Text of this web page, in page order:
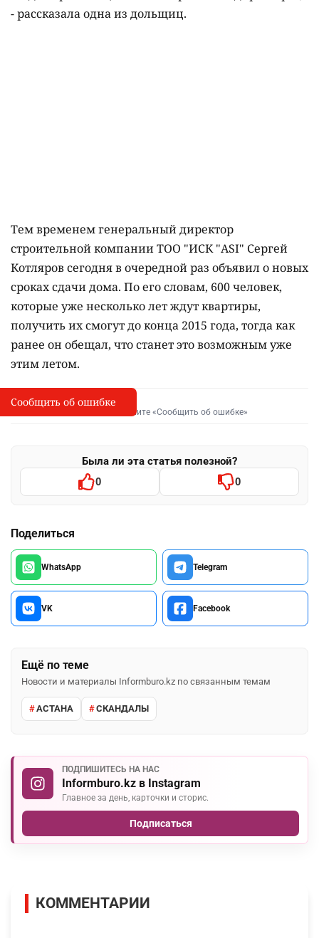
- рассказала одна из дольщиц.
Тем временем генеральный директор
строительной компании ТОО "ИСК "ASI" Сергей
Котляров сегодня в очередной раз объявил о новых
сроках сдачи дома. По его словам, 600 человек,
которые уже несколько лет ждут квартиры,
получить их смогут до конца 2015 года, тогда как
ранее он обещал, что станет это возможным уже
этим летом.
I
Сообщить об опечатке
Выделите фрагмент и нажмите «Сообщить об ошибке»
Была ли эта статья полезной?
0 0
Поделиться
WhatsApp Telegram
VK Facebook
Ещё по теме
Новости и материалы Informburo.kz по связанным темам
АСТАНА СКАНДАЛЫ
ПОДПИШИТЕСЬ НА НАС
Informburo.kz в Instagram
Главное за день, карточки и сторис.
Подписаться
Сообщить об ошибке
КОММЕНТАРИИ